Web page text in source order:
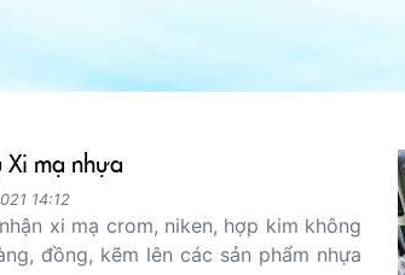
Xi mạ nhựa
14:12
xi mạ crom, niken, hợp kim không
kẽm lên các sản phẩm nhựa